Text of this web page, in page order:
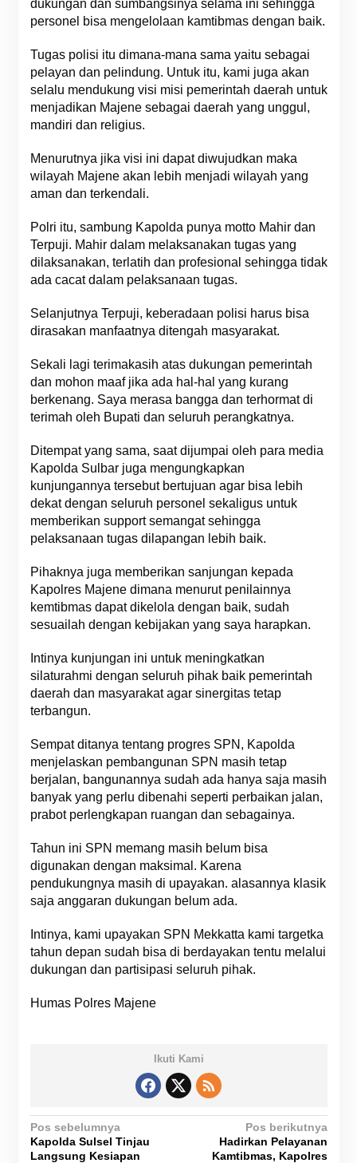
dukungan dan sumbangsinya selama ini sehingga
personel bisa mengelolaan kamtibmas dengan baik.
Tugas polisi itu dimana-mana sama yaitu sebagai
pelayan dan pelindung. Untuk itu, kami juga akan
selalu mendukung visi misi pemerintah daerah untuk
menjadikan Majene sebagai daerah yang unggul,
mandiri dan religius.
Menurutnya jika visi ini dapat diwujudkan maka
wilayah Majene akan lebih menjadi wilayah yang
aman dan terkendali.
Polri itu, sambung Kapolda punya motto Mahir dan
Terpuji. Mahir dalam melaksanakan tugas yang
dilaksanakan, terlatih dan profesional sehingga tidak
ada cacat dalam pelaksanaan tugas.
Selanjutnya Terpuji, keberadaan polisi harus bisa
dirasakan manfaatnya ditengah masyarakat.
Sekali lagi terimakasih atas dukungan pemerintah
dan mohon maaf jika ada hal-hal yang kurang
berkenang. Saya merasa bangga dan terhormat di
terimah oleh Bupati dan seluruh perangkatnya.
Ditempat yang sama, saat dijumpai oleh para media
Kapolda Sulbar juga mengungkapkan
kunjungannya tersebut bertujuan agar bisa lebih
dekat dengan seluruh personel sekaligus untuk
memberikan support semangat sehingga
pelaksanaan tugas dilapangan lebih baik.
Pihaknya juga memberikan sanjungan kepada
Kapolres Majene dimana menurut penilainnya
kemtibmas dapat dikelola dengan baik, sudah
sesuailah dengan kebijakan yang saya harapkan.
Intinya kunjungan ini untuk meningkatkan
silaturahmi dengan seluruh pihak baik pemerintah
daerah dan masyarakat agar sinergitas tetap
terbangun.
Sempat ditanya tentang progres SPN, Kapolda
menjelaskan pembangunan SPN masih tetap
berjalan, bangunannya sudah ada hanya saja masih
banyak yang perlu dibenahi seperti perbaikan jalan,
prabot perlengkapan ruangan dan sebagainya.
Tahun ini SPN memang masih belum bisa
digunakan dengan maksimal. Karena
pendukungnya masih di upayakan. alasannya klasik
saja anggaran dukungan belum ada.
Intinya, kami upayakan SPN Mekkatta kami targetka
tahun depan sudah bisa di berdayakan tentu melalui
dukungan dan partisipasi seluruh pihak.
Humas Polres Majene
Ikuti Kami
N
a
Pos sebelumnya
Kapolda Sulsel Tinjau
Langsung Kesiapan
Pos berikutnya
Hadirkan Pelayanan
Kamtibmas, Kapolres